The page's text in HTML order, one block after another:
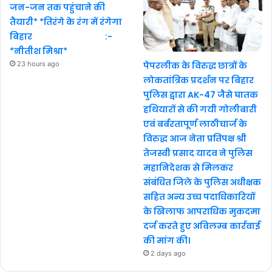
जन-जन तक पहुंचाने की
तैयारी* *तिरंगे के रंग में रंगेगा
बिहार :-
*नीतीश मिश्रा*
23 hours ago
पेपरलीक के विरुद्ध छात्रों के
लोकतांत्रिक प्रदर्शन पर बिहार
पुलिस द्वारा AK-47 जैसे घातक
हथियारों से की गयी गोलीबारी
एवं बर्बरतापूर्ण लाठीचार्ज के
विरुद्ध आज नेता प्रतिपक्ष श्री
तेजस्वी प्रसाद यादव ने पुलिस
महानिदेशक से मिलकर
संबंधित जिले के पुलिस अधीक्षक
सहित अन्य उच्च पदाधिकारियों
के खिलाफ आपराधिक मुकदमा
दर्ज करते हुए अविलम्ब कार्रवाई
की मांग की।
2 days ago